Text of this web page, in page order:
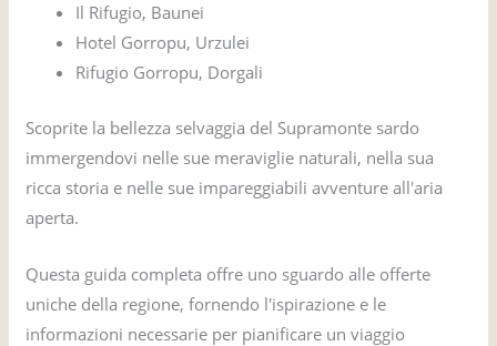
Il Rifugio, Baunei
Hotel Gorropu, Urzulei
Rifugio Gorropu, Dorgali
Scoprite la bellezza selvaggia del Supramonte sardo
immergendovi nelle sue meraviglie naturali, nella sua
ricca storia e nelle sue impareggiabili avventure all'aria
aperta.
Questa guida completa offre uno sguardo alle offerte
uniche della regione, fornendo l'ispirazione e le
informazioni necessarie per pianificare un viaggio